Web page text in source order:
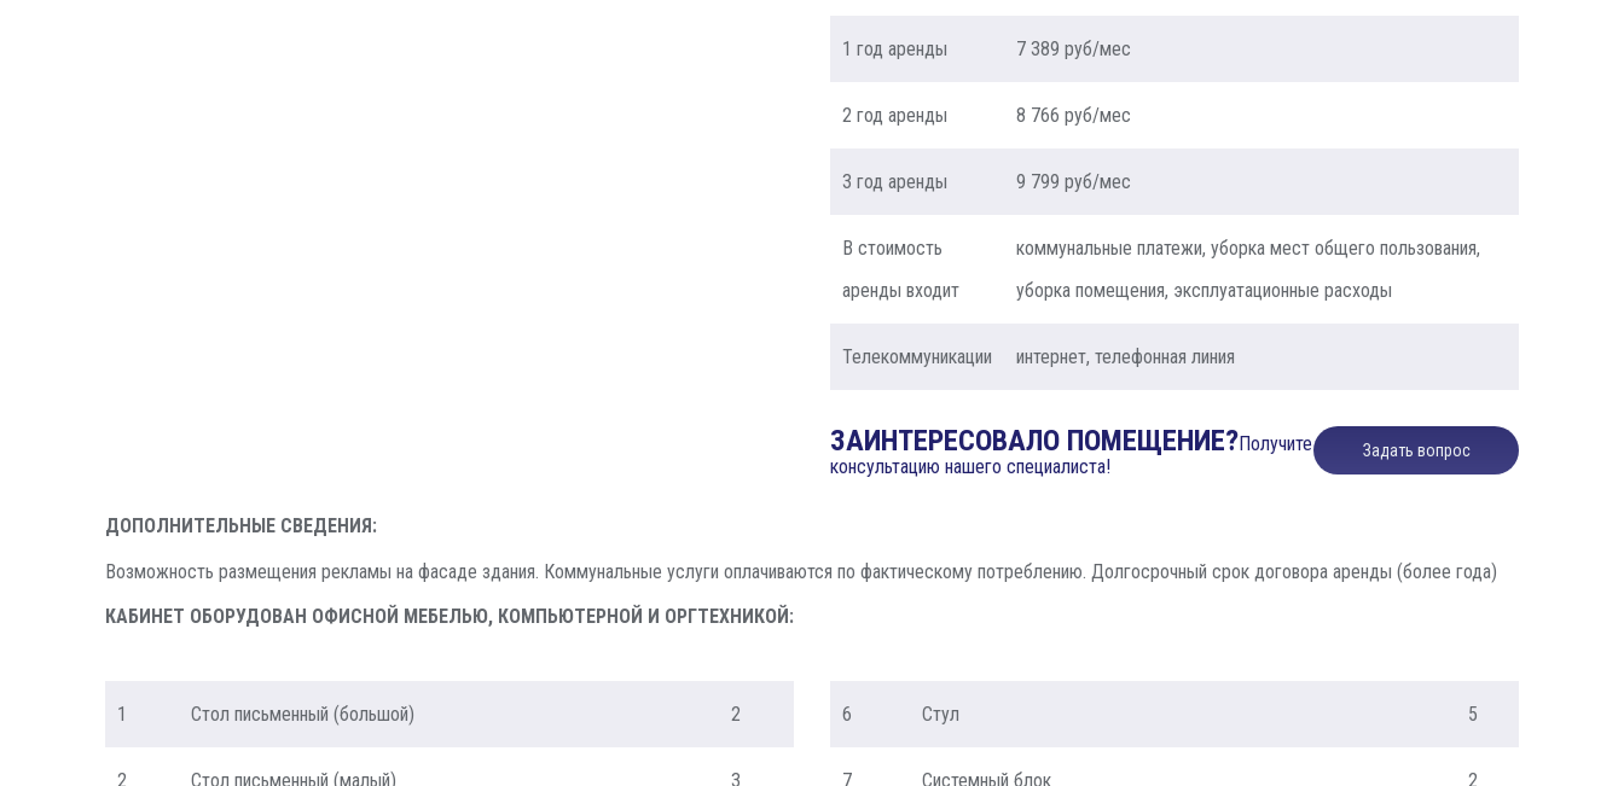
1 год аренды 7 389 руб/мес
2 год аренды 8 766 руб/мес
3 год аренды 9 799 руб/мес
В стоимость
аренды входит
коммунальные платежи, уборка мест общего пользования,
уборка помещения, эксплуатационные расходы
Телекоммуникации интернет, телефонная линия
ЗАИНТЕРЕСОВАЛО ПОМЕЩЕНИЕ?Получите
консультацию нашего специалиста!
Задать вопрос
ДОПОЛНИТЕЛЬНЫЕ СВЕДЕНИЯ:
Возможность размещения рекламы на фасаде здания. Коммунальные услуги оплачиваются по фактическому потреблению. Долгосрочный срок договора аренды (более года)
КАБИНЕТ ОБОРУДОВАН ОФИСНОЙ МЕБЕЛЬЮ, КОМПЬЮТЕРНОЙ И ОРГТЕХНИКОЙ:
1 Стол письменный (большой) 2
2 Стол письменный (малый) 3
6 Стул 5
7 Системный блок 2